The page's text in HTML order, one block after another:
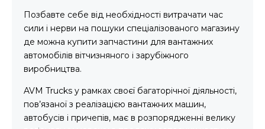
Позбавте себе від необхідності витрачати час
сили і нерви на пошуки спеціалізованого магазину
де можна купити запчастини для вантажних
автомобілів вітчизняного і зарубіжного
виробництва.
AVM Trucks у рамках своєї багаторічної діяльності,
пов’язаної з реалізацією вантажних машин,
автобусів і причепів, має в розпорядженні велику